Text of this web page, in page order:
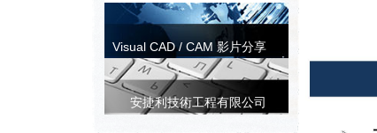
Visual CAD / CAM 影片分享
安捷利技術工程有限公司